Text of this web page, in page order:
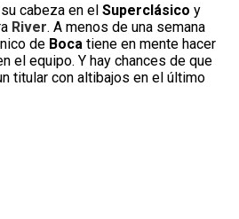
cabeza en elSuperclásico y
River. A menos de una semana
de Boca tiene en mente hacer
el equipo. Y hay chances de que
titular con altibajos en el último